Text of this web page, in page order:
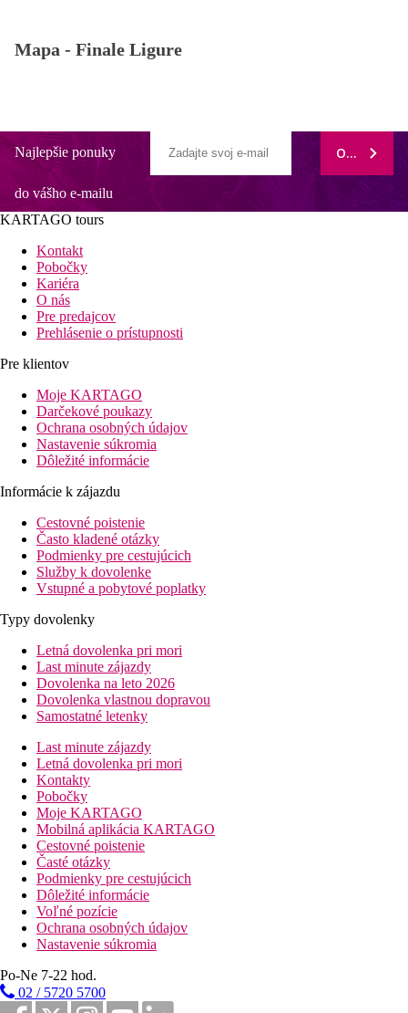
Mapa - Finale Ligure
Najlepšie ponuky
do vášho e-mailu
ODOBERAŤ
KARTAGO tours
Kontakt
Pobočky
Kariéra
O nás
Pre predajcov
Prehlásenie o prístupnosti
Pre klientov
Moje KARTAGO
Darčekové poukazy
Ochrana osobných údajov
Nastavenie súkromia
Dôležité informácie
Informácie k zájazdu
Cestovné poistenie
Často kladené otázky
Podmienky pre cestujúcich
Služby k dovolenke
Vstupné a pobytové poplatky
Typy dovolenky
Letná dovolenka pri mori
Last minute zájazdy
Dovolenka na leto 2026
Dovolenka vlastnou dopravou
Samostatné letenky
Last minute zájazdy
Letná dovolenka pri mori
Kontakty
Pobočky
Moje KARTAGO
Mobilná aplikácia KARTAGO
Cestovné poistenie
Časté otázky
Podmienky pre cestujúcich
Dôležité informácie
Voľné pozície
Ochrana osobných údajov
Nastavenie súkromia
Po-Ne 7-22 hod.
02 / 5720 5700